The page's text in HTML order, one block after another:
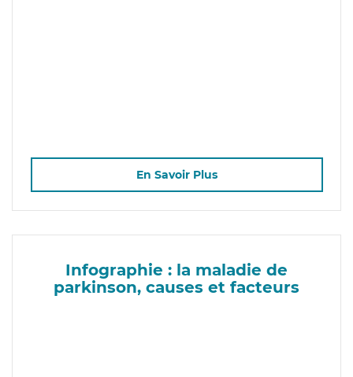
En Savoir Plus
Infographie : la maladie de
parkinson, causes et facteurs